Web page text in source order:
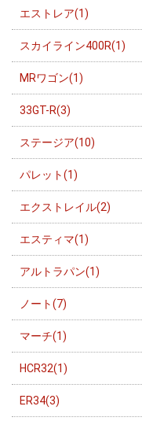
エストレア(1)
スカイライン400R(1)
MRワゴン(1)
33GT-R(3)
ステージア(10)
パレット(1)
エクストレイル(2)
エスティマ(1)
アルトラパン(1)
ノート(7)
マーチ(1)
HCR32(1)
ER34(3)